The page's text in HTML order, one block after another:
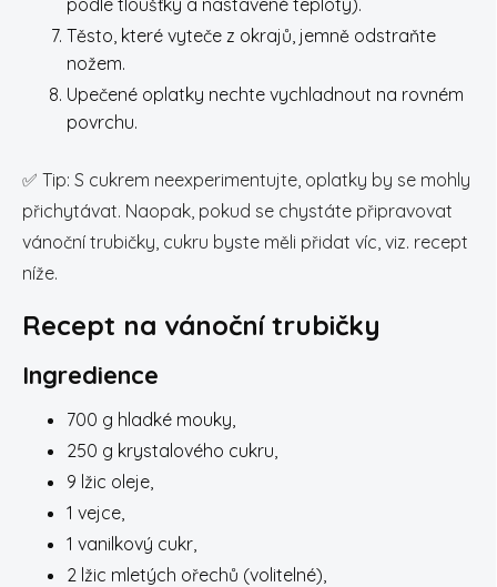
podle tloušťky a nastavené teploty).
Těsto, které vyteče z okrajů, jemně odstraňte
nožem.
Upečené oplatky nechte vychladnout na rovném
povrchu.
✅ Tip: S cukrem neexperimentujte, oplatky by se mohly
přichytávat. Naopak, pokud se chystáte připravovat
vánoční trubičky, cukru byste měli přidat víc, viz. recept
níže.
Recept na vánoční trubičky
Ingredience
700 g hladké mouky,
250 g krystalového cukru,
9 lžic oleje,
1 vejce,
1 vanilkový cukr,
2 lžic mletých ořechů (volitelné),